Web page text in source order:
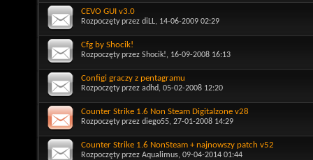
CEVO GUI v3.0
Rozpoczęty przez diLL, 14-06-2009 02:29
Cfg by Shocik!
Rozpoczęty przez Shocik!, 16-09-2008 16:13
Configi graczy z pentagramu
Rozpoczęty przez adhd, 05-02-2008 12:20
Counter Strike 1.6 Non Steam Digitalzone v28
Rozpoczęty przez diego55, 27-01-2008 14:29
Counter Strike 1.6 NonSteam + najnowszy patch v52
Rozpoczęty przez Aqualimus, 09-04-2014 01:44